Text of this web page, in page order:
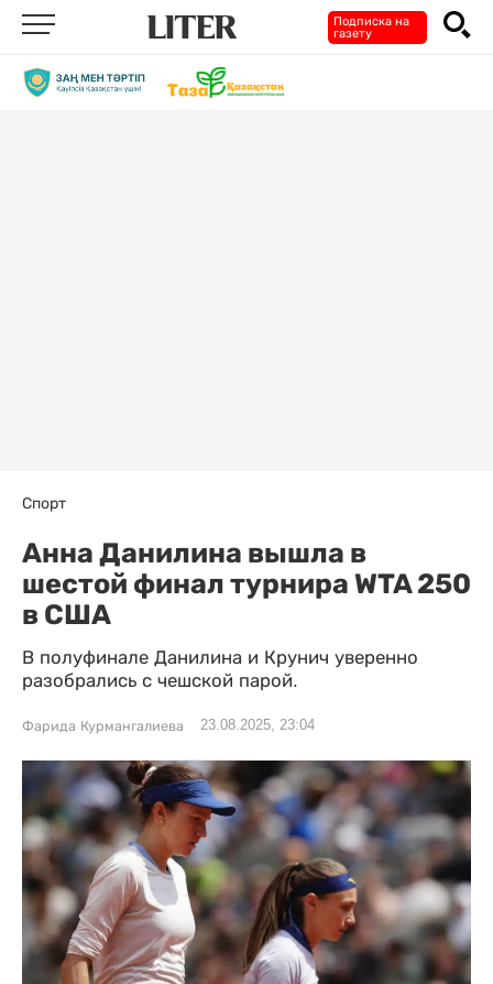
Подписка на
газету
Спорт
Анна Данилина вышла в
шестой финал турнира WTA 250
в США
В полуфинале Данилина и Крунич уверенно
разобрались с чешской парой.
Фарида Курмангалиева 23.08.2025, 23:04